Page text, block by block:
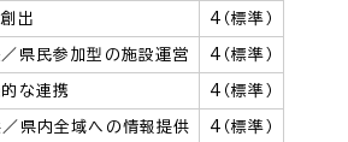
出 4（標準）
／県民参加型の施設運営 4（標準）
的な連携 4（標準）
／県内全域への情報提供 4（標準）